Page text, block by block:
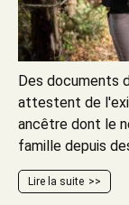
Des documents
attestent de
ancêtre dont le
famille depuis
Lire la suite